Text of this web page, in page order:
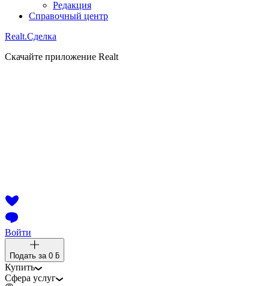
Редакция
Справочный центр
Realt.Сделка
Скачайте приложение Realt
Войти
Подать за 0 ƃ
Купить
Сфера услуг